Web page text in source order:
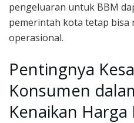
pengeluaran untuk BBM
pemerintah kota tetap bisa
operasional.
Pentingnya
Konsumen
Kenaikan Harga